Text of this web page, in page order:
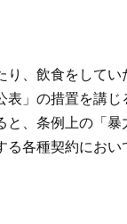
、飲食をして
」の措置を講じ
、条例上の「
各種契約におい